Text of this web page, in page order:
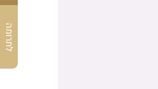
לתרומה